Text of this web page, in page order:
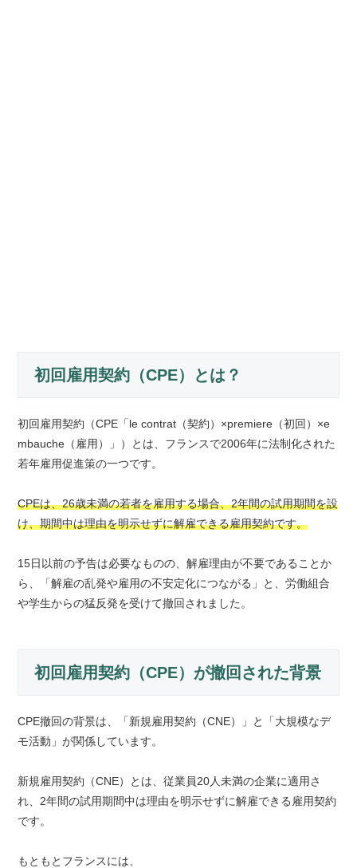
初回雇用契約（CPE）とは？
初回雇用契約（CPE「le contrat（契約）×premiere（初回）×e
mbauche（雇用）」）とは、フランスで2006年に法制化された
若年雇用促進策の一つです。
CPEは、26歳未満の若者を雇用する場合、2年間の試用期間を設
け、期間中は理由を明示せずに解雇できる雇用契約です。
15日以前の予告は必要なものの、解雇理由が不要であることか
ら、「解雇の乱発や雇用の不安定化につながる」と、労働組合
や学生からの猛反発を受けて撤回されました。
初回雇用契約（CPE）が撤回された背景
CPE撤回の背景は、「新規雇用契約（CNE）」と「大規模なデ
モ活動」が関係しています。
新規雇用契約（CNE）とは、従業員20人未満の企業に適用さ
れ、2年間の試用期間中は理由を明示せずに解雇できる雇用契約
です。
もともとフランスには、